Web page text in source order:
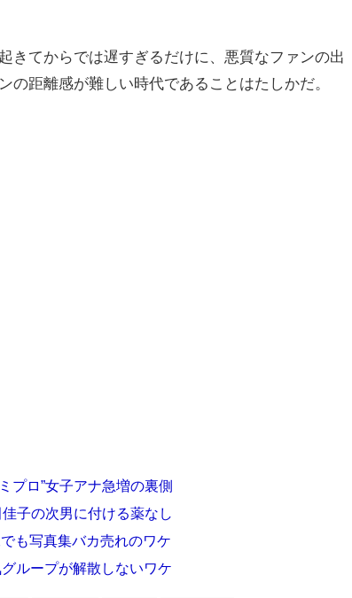
きてからでは遅すぎるだけに、悪質なファンの出
の距離感が難しい時代であることはたしかだ。
プロ”女子アナ急増の裏側
子の次男に付ける薬なし
も写真集バカ売れのワケ
ループが解散しないワケ